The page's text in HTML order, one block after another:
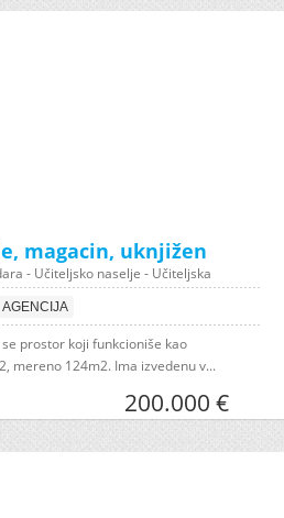
magacin, uknjižen
- Učiteljsko naselje - Učiteljska
AGENCIJA
prostor koji funkcioniše kao
mereno 124m2. Ima izvedenu v...
200.000 €